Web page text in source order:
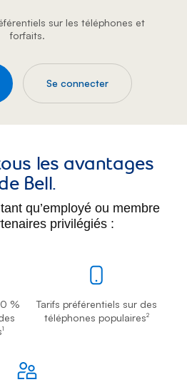
sur les téléphones et
forfaits.
Se connecter
les avantages
Bell.
qu’employé ou membre
privilégiés :
%
1
Tarifs préférentiels sur des
téléphones populaires2